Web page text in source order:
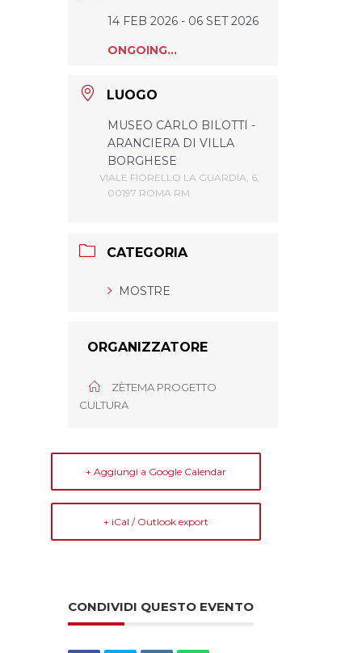
14 FEB 2026 - 06 SET 2026
ONGOING...
LUOGO
MUSEO CARLO BILOTTI -
ARANCIERA DI VILLA
BORGHESE
VIALE FIORELLO LA GUARDIA, 6,
00197 ROMA RM
CATEGORIA
MOSTRE
ORGANIZZATORE
ZÈTEMA PROGETTO
CULTURA
+ Aggiungi a Google Calendar
+ iCal / Outlook export
CONDIVIDI QUESTO EVENTO